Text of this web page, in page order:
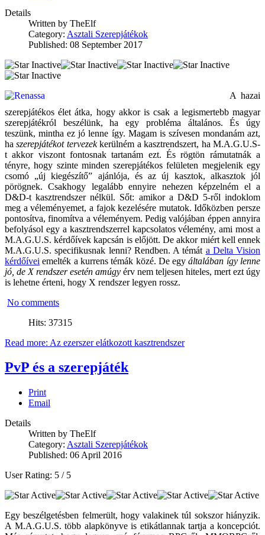
Details
Written by TheElf
Category: Asztali Szerepjátékok
Published: 08 September 2017
A hazai
szerepjátékos élet átka, hogy akkor is csak a legismertebb magyar
szerepjátékról beszélünk, ha egy probléma általános. És úgy
teszünk, mintha ez jó lenne így. Magam is szívesen mondanám azt,
haszerepjátékot tervezekkerülném a kasztrendszert, ha M.A.G.U.S-
t akkor viszont fontosnak tartanám ezt. És rögtön rámutatnák a
tényre, hogy szinte minden szerepjátékos felületen megjelenik egy
csomó „új kiegészítő” ajánlója, és az új kasztok, alkasztok jól
pörögnek. Csakhogy legalább ennyire nehezen képzelném el a
D&D-t kasztrendszer nélkül. Sőt: amikor a D&D 5-ről indoklom
meg a véleményemet, a fajok kezelésére mutatok. Időközben persze
pontosítva, finomítva a véleményem. Pedig valójában éppen annyira
befolyásol egy a kasztrendszerrel kapcsolatos vélemény, ami most a
M.A.G.U.S. kérdőívek kapcsán is előjött. De akkor miért kell ennek
M.A.G.U.S. specifikusnak lenni? Rendben. A témát a Delta Vision
kérdőívei emelték a kurrens témák közé. De egyáltalában így lenne
jó, de X rendszer esetén amúgy érv nem teljesen hiteles, mert ezt úgy
is lehetne érteni, hogy X rendszer legyen rossz.
No comments
Hits: 37315
Read more: Az ezerszer elátkozott kasztrendszer
PvP és a szerepjáték
Print
Email
Details
Written by TheElf
Category: Asztali Szerepjátékok
Published: 06 April 2016
User Rating: 5 / 5
Egy beszélgetésben felmerült, hogy valakinek túl sokszor hiányzik.
A M.A.G.U.S. több alapkönyve is etikátlannak tartja a koncepciót.